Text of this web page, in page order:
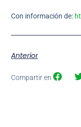
Con información de:
Anterior
Compartir en